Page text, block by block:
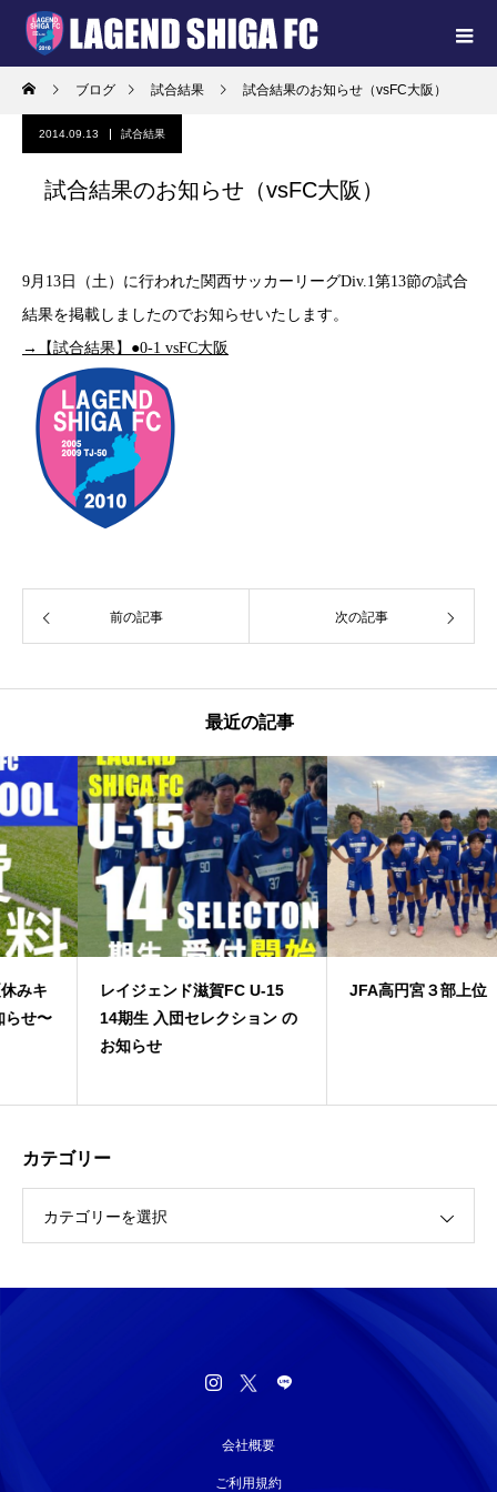
ブログ 試合結果 試合結果のお知らせ（vsFC大阪）
2014.09.13 試合結果
試合結果のお知らせ（vsFC大阪）
9月13日（土）に行われた関西サッカーリーグDiv.1第13節の試合
結果を掲載しましたのでお知らせいたします。
→【試合結果】●0-1 vsFC大阪
前の記事 次の記事
最近の記事
レイジェンド滋賀FC U-15
14期生 入団セレクション の
お知らせ
JFA高円宮３部上位
カテゴリー
カテゴリーを選択
会社概要
ご利用規約